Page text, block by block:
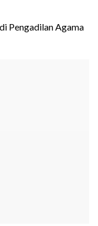
Pengadilan Agama